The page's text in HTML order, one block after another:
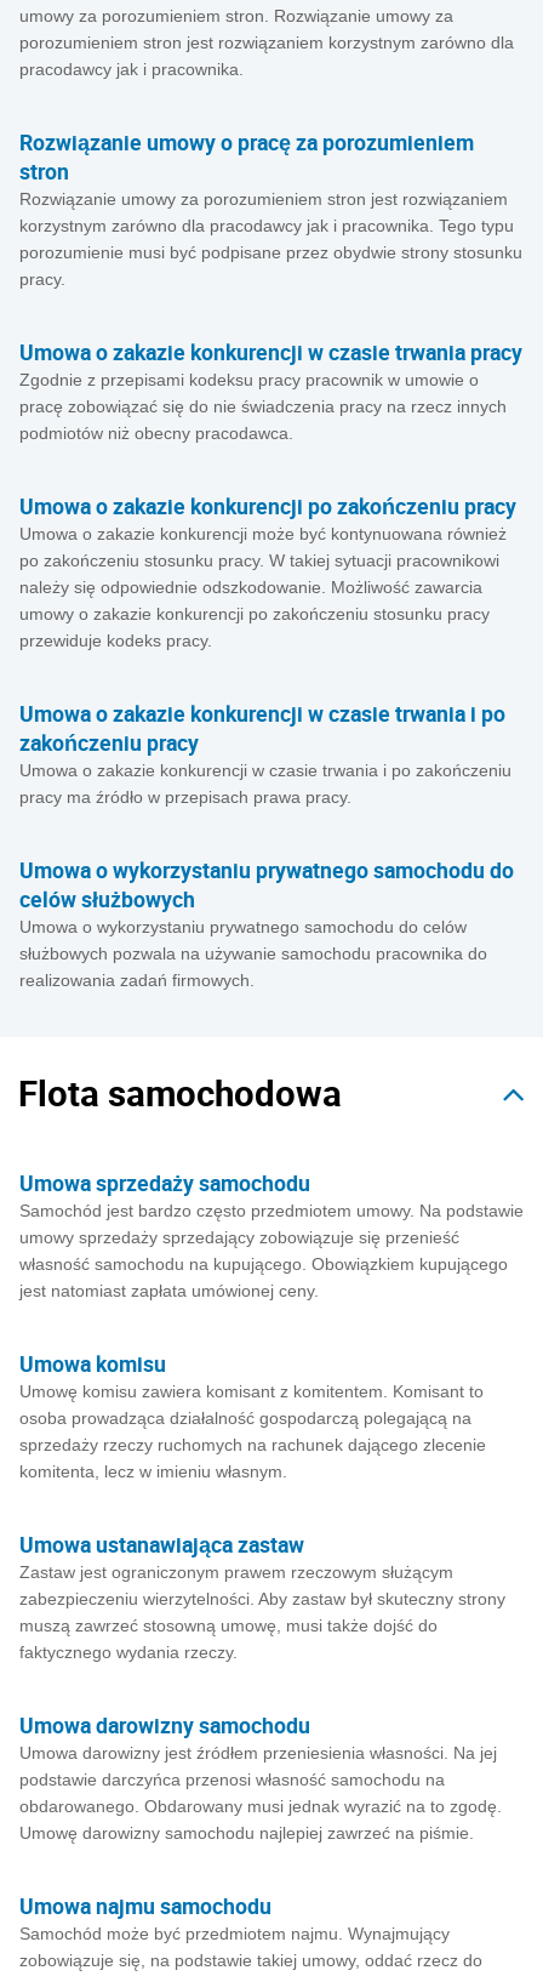
umowy za porozumieniem stron. Rozwiązanie umowy za
porozumieniem stron jest rozwiązaniem korzystnym zarówno dla
pracodawcy jak i pracownika.
Rozwiązanie umowy o pracę za porozumieniem
stron
Rozwiązanie umowy za porozumieniem stron jest rozwiązaniem
korzystnym zarówno dla pracodawcy jak i pracownika. Tego typu
porozumienie musi być podpisane przez obydwie strony stosunku
pracy.
Umowa o zakazie konkurencji w czasie trwania pracy
Zgodnie z przepisami kodeksu pracy pracownik w umowie o
pracę zobowiązać się do nie świadczenia pracy na rzecz innych
podmiotów niż obecny pracodawca.
Umowa o zakazie konkurencji po zakończeniu pracy
Umowa o zakazie konkurencji może być kontynuowana również
po zakończeniu stosunku pracy. W takiej sytuacji pracownikowi
należy się odpowiednie odszkodowanie. Możliwość zawarcia
umowy o zakazie konkurencji po zakończeniu stosunku pracy
przewiduje kodeks pracy.
Umowa o zakazie konkurencji w czasie trwania i po
zakończeniu pracy
Umowa o zakazie konkurencji w czasie trwania i po zakończeniu
pracy ma źródło w przepisach prawa pracy.
Umowa o wykorzystaniu prywatnego samochodu do
celów służbowych
Umowa o wykorzystaniu prywatnego samochodu do celów
służbowych pozwala na używanie samochodu pracownika do
realizowania zadań firmowych.
Flota samochodowa
Umowa sprzedaży samochodu
Samochód jest bardzo często przedmiotem umowy. Na podstawie
umowy sprzedaży sprzedający zobowiązuje się przenieść
własność samochodu na kupującego. Obowiązkiem kupującego
jest natomiast zapłata umówionej ceny.
Umowa komisu
Umowę komisu zawiera komisant z komitentem. Komisant to
osoba prowadząca działalność gospodarczą polegającą na
sprzedaży rzeczy ruchomych na rachunek dającego zlecenie
komitenta, lecz w imieniu własnym.
Umowa ustanawiająca zastaw
Zastaw jest ograniczonym prawem rzeczowym służącym
zabezpieczeniu wierzytelności. Aby zastaw był skuteczny strony
muszą zawrzeć stosowną umowę, musi także dojść do
faktycznego wydania rzeczy.
Umowa darowizny samochodu
Umowa darowizny jest źródłem przeniesienia własności. Na jej
podstawie darczyńca przenosi własność samochodu na
obdarowanego. Obdarowany musi jednak wyrazić na to zgodę.
Umowę darowizny samochodu najlepiej zawrzeć na piśmie.
Umowa najmu samochodu
Samochód może być przedmiotem najmu. Wynajmujący
zobowiązuje się, na podstawie takiej umowy, oddać rzecz do